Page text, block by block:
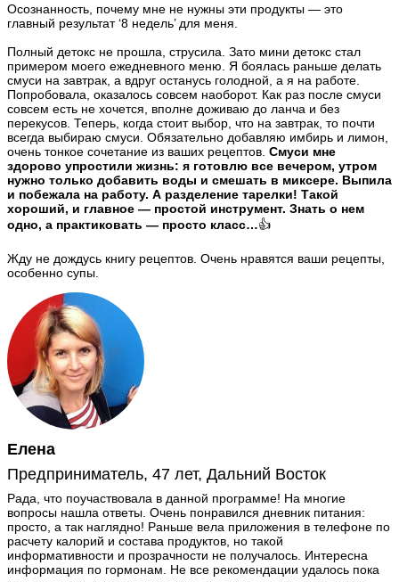
Осознанность, почему мне не нужны эти продукты — это
главный результат ‘8 недель’ для меня.
Полный детокс не прошла, струсила. Зато мини детокс стал
примером моего ежедневного меню. Я боялась раньше делать
смуси на завтрак, а вдруг останусь голодной, а я на работе.
Попробовала, оказалось совсем наоборот. Как раз после смуси
совсем есть не хочется, вполне доживаю до ланча и без
перекусов. Теперь, когда стоит выбор, что на завтрак, то почти
всегда выбираю смуси. Обязательно добавляю имбирь и лимон,
очень тонкое сочетание из ваших рецептов. Смуси мне
здорово упростили жизнь: я готовлю все вечером, утром
нужно только добавить воды и смешать в миксере. Выпила
и побежала на работу. А разделение тарелки! Такой
хороший, и главное — простой инструмент. Знать о нем
одно, а практиковать — просто класс…👍
Жду не дождусь книгу рецептов. Очень нравятся ваши рецепты,
особенно супы.
Елена
Предприниматель, 47 лет, Дальний Восток
Рада, что поучаствовала в данной программе! На многие
вопросы нашла ответы. Очень понравился дневник питания:
просто, а так наглядно! Раньше вела приложения в телефоне по
расчету калорий и состава продуктов, но такой
информативности и прозрачности не получалось. Интересна
информация по гормонам. Не все рекомендации удалось пока